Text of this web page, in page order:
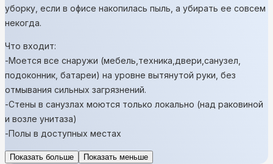
уборку, если в офисе накопилась пыль, а убирать ее совсем
некогда.
Что входит:
-Моется все снаружи (мебель,техника,двери,санузел,
подоконник, батареи) на уровне вытянутой руки, без
отмывания сильных загрязнений.
-Стены в санузлах моются только локально (над раковиной
и возле унитаза)
-Полы в доступных местах
Показать больше Показать меньше